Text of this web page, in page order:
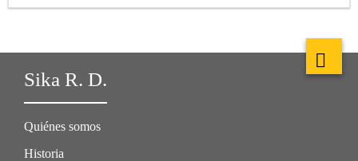
Sika R. D.
Quiénes somos
Historia